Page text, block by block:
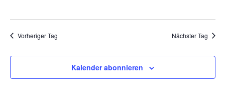
Vorheriger Tag Nächster Tag
Kalender abonnieren